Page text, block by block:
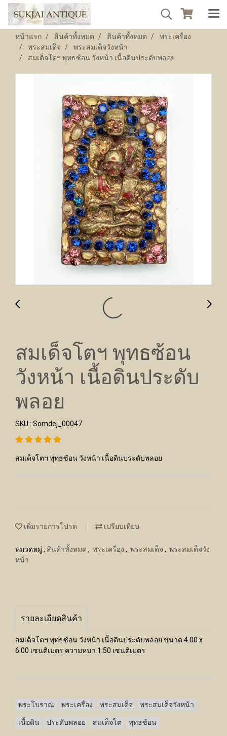
หน้าแรก สินค้าทั้งหมด สินค้าทั้งหมด
พระเครื่อง
พระสมเด็จ
พระสมเด็จวังหน้า
สมเด็จโตฯ พุทธซ้อน วังหน้า เนื้อดินประดับพลอย
สมเด็จโตฯ พุทธซ้อน
วังหน้า เนื้อดินประดับ
พลอย
SKU : Somdej_00047
สมเด็จโตฯ พุทธซ้อน วังหน้า เนื้อดินประดับพลอย
เพิ่มรายการโปรด เปรียบเทียบ
หมวดหมู่ : สินค้าทั้งหมด , พระเครื่อง , พระสมเด็จ , พระสมเด็จวัง
หน้า
รายละเอียดสินค้า
สมเด็จโตฯ พุทธซ้อน วังหน้า เนื้อดินประดับพลอย ขนาด 4.00 x
6.00 เซนติเมตร ความหนา 1.50 เซนติเมตร
พระโบราณ พระเครื่อง พระสมเด็จ พระสมเด็จวังหน้า
เนื้อดิน ประดับพลอย สมเด็จโต พุทธซ้อน